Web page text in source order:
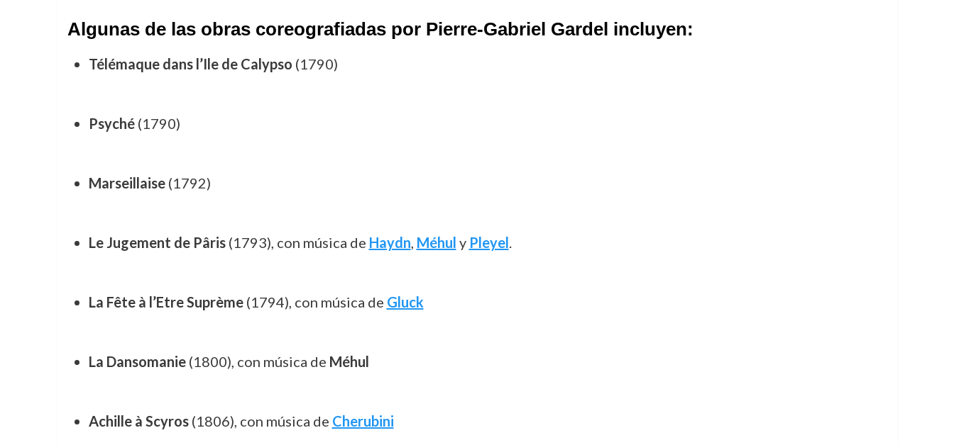
Algunas de las obras coreografiadas por Pierre-Gabriel Gardel incluyen:
Télémaque dans l’Ile de Calypso (1790)
Psyché(1790)
Marseillaise(1792)
Le Jugement de Pâris(1793), con música de Haydn, Méhul y Pleyel.
La Fête à l’Etre Suprème(1794), con música de Gluck
La Dansomanie(1800), con música de Méhul
Achille à Scyros(1806), con música de Cherubini